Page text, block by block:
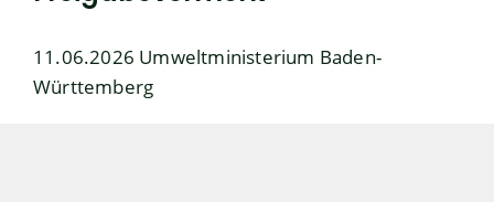
11.06.2026 Umweltministerium Baden-
Württemberg